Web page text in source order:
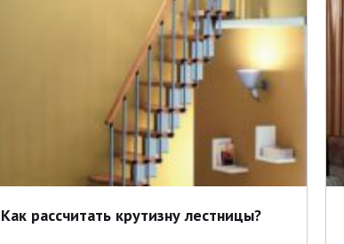
Как рассчитать крутизну лестницы?